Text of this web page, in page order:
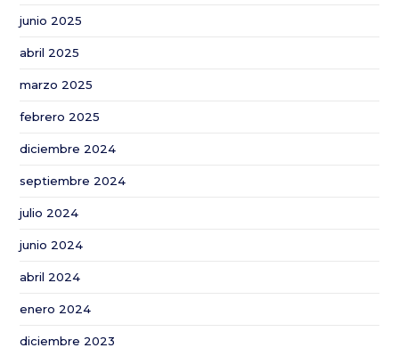
junio 2025
abril 2025
marzo 2025
febrero 2025
diciembre 2024
septiembre 2024
julio 2024
junio 2024
abril 2024
enero 2024
diciembre 2023